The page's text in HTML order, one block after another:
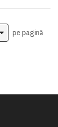
pe pagină